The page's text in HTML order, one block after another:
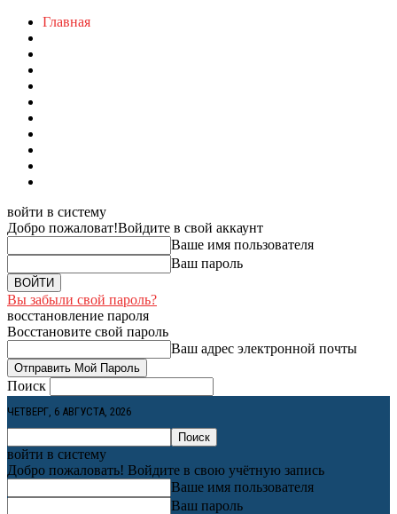
Главная
войти в систему
Добро пожаловат!Войдите в свой аккаунт
Ваше имя пользователя
Ваш пароль
Вы забыли свой пароль?
восстановление пароля
Восстановите свой пароль
Ваш адрес электронной почты
Поиск
ЧЕТВЕРГ, 6 АВГУСТА, 2026
войти в систему
Добро пожаловать! Войдите в свою учётную запись
Ваше имя пользователя
Ваш пароль